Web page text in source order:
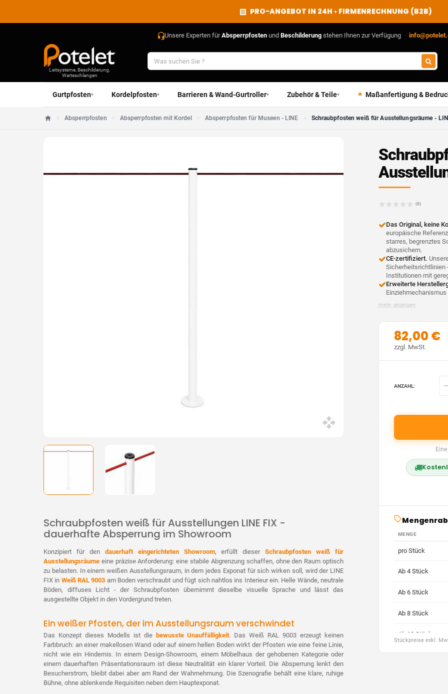
PRO-ANGEBOT IN 24H • FIRMENRECHNUNG (B2B)
Unsere Experten fürAbsperrpfosten und Beschilderung stehen Ihnen zur Verfügung ·
Leitsysteme, Beschilderung,
Warteschlangen
Gurtpfosten▾ Kordelpfosten▾ Barrieren & Wand-Gurtroller▾ Zubehör & Teile▾ Maßanfertigung &
Startseite
Absperrpfosten Absperrpfosten mit Kordel Absperrpfosten für Museen - LINE Schraubpfosten weiß für Ausstellungsräume -
Schraubpfosten weiß für Ausstellungen LINE FIX -
dauerhafte Absperrung im Showroom
Konzipiert für den dauerhaft eingerichteten Showroom, erfüllt dieserSchraubpfosten weiß für
Ausstellungsräume eine präzise Anforderung: eine stabile Abgrenzung schaffen, ohne den Raum optisch
zu belasten. In einem weißen Ausstellungsraum, in dem jedes Exponat für sich wirken soll, wird der LINE
FIX in Weiß RAL 9003 am Boden verschraubt und fügt sich nahtlos ins Interieur ein. Helle Wände, neutrale
Böden, diffuses Licht - der Schraubpfosten übernimmt dieselbe visuelle Sprache und lässt das
ausgestellte Objekt in den Vordergrund treten.
Ein weißer Pfosten, der im Ausstellungsraum verschwindet
Das Konzept dieses Modells ist die bewusste Unauffälligkeit. Das Weiß RAL 9003 erzeugt keinen
Farbbruch: an einer makellosen Wand oder auf einem hellen Boden wirkt der Pfosten wie eine feine Linie,
nicht wie ein Hindernis. In einem Design-Showroom, einem Möbelhaus der gehobenen Kategorie oder
einem dauerhaften Präsentationsraum ist diese Neutralität ein klarer Vorteil. Die Absperrung lenkt den
Besucherstrom, bleibt dabei aber am Rand der Wahrnehmung. Die Szenografie behält eine klare, ruhige
Bühne, ohne ablenkende Requisiten neben dem Hauptexponat.
(0)
Das Original, keine
europäische
starres, begrenztes
abzusichern.
CE-zertifiziert.
Sicherheitsrichtlinien
Institutionen mit
Erweiterte
Einziehmechanismus
mehr anzeigen
82,00 €
zzgl. MwSt.
ANZAHL:
MENGE
pro Stück
Ab 4 Stück
Ab 6 Stück
Ab 8 Stück
Ab 10 Stück
Stückpreise exkl.